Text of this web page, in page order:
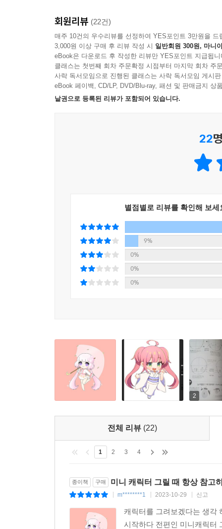
미니 캐릭터를 귀여워 보이게 만들 때 중요한 것은
「2.5등신이면 팔다리는 어느 정도 길이가 제일 좋
「3등신이면 몸은 어떤 크기로?」 등등….
신체 각 부분의 비율과 최적의 밸런스를 요점별로
회원리뷰 (22건)
매주 10건의 우수리뷰를 선정하여 YES포인트 3만원을 드
3,000원 이상 구매 후 리뷰 작성 시 일반회원 300원, 마니
eBook은 다운로드 후 작성한 리뷰만 YES포인트 지급됩니
클래스는 첫번째 회차 주문확정 시점부터 마지막 회차 주
사락 독서모임으로 진행된 클래스는 사락 독서모임 게시
eBook 페이백, CD/LP, DVD/Blu-ray, 패션 및 판매금지 상
낱권으로 등록된 리뷰가 포함되어 있습니다.
22
별점별로 리뷰를 확인해 보세
9%
0%
0%
0%
2
전체 리뷰 (22)
1 2 3 4
종이책 구매 미니 캐릭터 그릴 때 항상 참고
m********1 2023-10-29 신고
캐릭터를 그려보겠다는 생각
시작하다 전편인 미니캐릭터